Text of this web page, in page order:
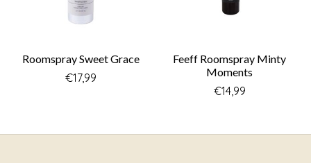
Roomspray Sweet Grace
€17,99
Feeff Roomspray Minty
Moments
€14,99